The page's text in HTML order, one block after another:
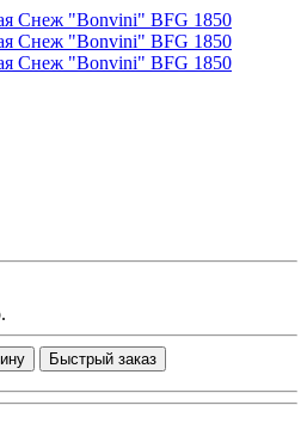
Быстрый заказ